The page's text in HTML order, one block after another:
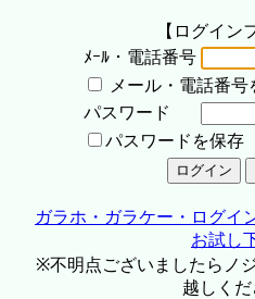
【ログイン
ﾒｰﾙ・電話番号
メール・電話番号
パスワード
パスワードを保存
ガラホ・ガラケー・ログイ
お試し
※不明点ございましたらノ
越しくだ